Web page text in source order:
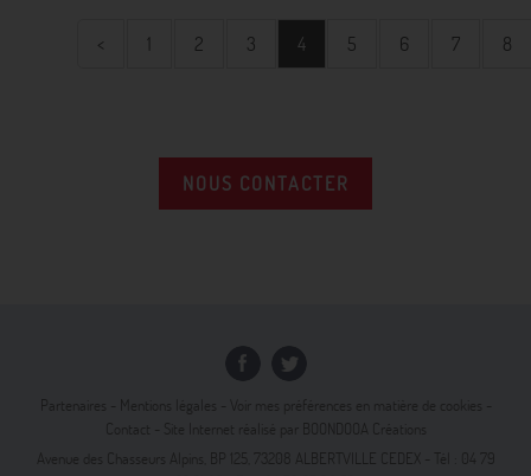
< 1 2 3 4 5 6 7 8
NOUS CONTACTER
Partenaires - Mentions légales - Voir mes préférences en matière de cookies -
Contact - Site Internet réalisé par BOONDOOA Créations
Avenue des Chasseurs Alpins, BP 125, 73208 ALBERTVILLE CEDEX - Tél : 04 79